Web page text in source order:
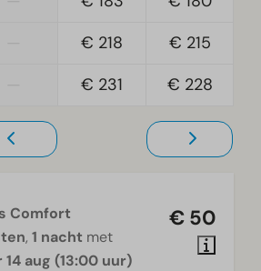
€ 218 € 215
€ 231 € 228
€ 50
Comfort
, 1 nacht met
14 aug (13:00 uur)